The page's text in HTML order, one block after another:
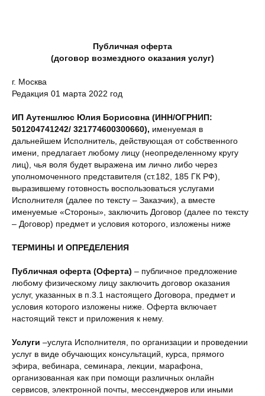
Публичная оферта
(договор возмездного оказания услуг)
г. Москва
Редакция 01 марта 2022 год
ИП Аутеншлюс Юлия Борисовна (ИНН/ОГРНИП:
501204741242/ 321774600300660), именуемая в
дальнейшем Исполнитель, действующая от собственного
имени, предлагает любому лицу (неопределенному кругу
лиц), чья воля будет выражена им лично либо через
уполномоченного представителя (ст.182, 185 ГК РФ),
выразившему готовность воспользоваться услугами
Исполнителя (далее по тексту – Заказчик), а вместе
именуемые «Стороны», заключить Договор (далее по тексту
– Договор) предмет и условия которого, изложены ниже
ТЕРМИНЫ И ОПРЕДЕЛЕНИЯ
Публичная оферта (Оферта) – публичное предложение
любому физическому лицу заключить договор оказания
услуг, указанных в п.3.1 настоящего Договора, предмет и
условия которого изложены ниже. Оферта включает
настоящий текст и приложения к нему.
Услуги –услуга Исполнителя, по организации и проведении
услуг в виде обучающих консультаций, курса, прямого
эфира, вебинара, семинара, лекции, марафона,
организованная как при помощи различных онлайн
сервисов, электронной почты, мессенджеров или иными